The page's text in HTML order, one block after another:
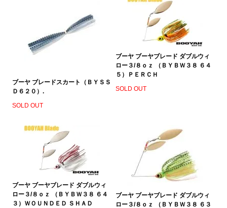
ブーヤ ブレードスカート（ＢＹＳＳ
Ｄ６２０）.
SOLD OUT
ブーヤ ブーヤブレード ダブルウィ
ロー３/８ｏｚ （ＢＹＢＷ３８ ６４
５）ＰＥＲＣＨ
SOLD OUT
ブーヤ ブーヤブレード ダブルウィ
ロー３/８ｏｚ （ＢＹＢＷ３８ ６４
３）ＷＯＵＮＤＥＤ ＳＨＡＤ
ブーヤ ブーヤブレード ダブルウィ
ロー３/８ｏｚ （ＢＹＢＷ３８ ６３